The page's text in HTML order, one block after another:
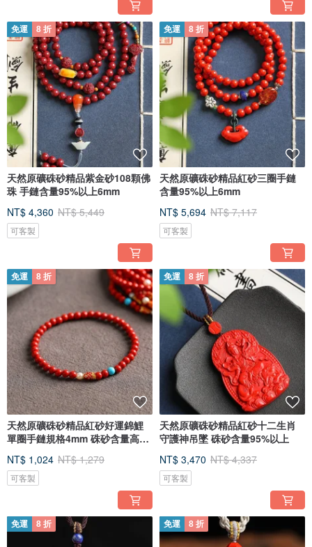
[ 刺繡首飾袋 ]
贈送手工刺繡首飾袋，收到後也可以當錢包，放口紅等零碎小物品，也可以留言
備注您要的顏色，沒有留言備注顏色隨機發出。
免運 8 折
天然原礦硃砂精品紫金砂108顆佛
珠 手鏈含量95%以上6mm
NT$ 4,360 NT$ 5,449
可客製
免運 8 折
天然原礦硃砂精品紅砂三圈手鏈
含量95%以上6mm
NT$ 5,694 NT$ 7,117
可客製
免運 8 折
天然原礦硃砂精品紅砂好運錦鯉
單圈手鏈規格4mm 硃砂含量高達
NT$ 1,024 NT$ 1,279
可客製
免運 8 折
天然原礦硃砂精品紅砂十二生肖
守護神吊墜 硃砂含量95%以上
NT$ 3,470 NT$ 4,337
可客製
免運 8 折 免運 8 折